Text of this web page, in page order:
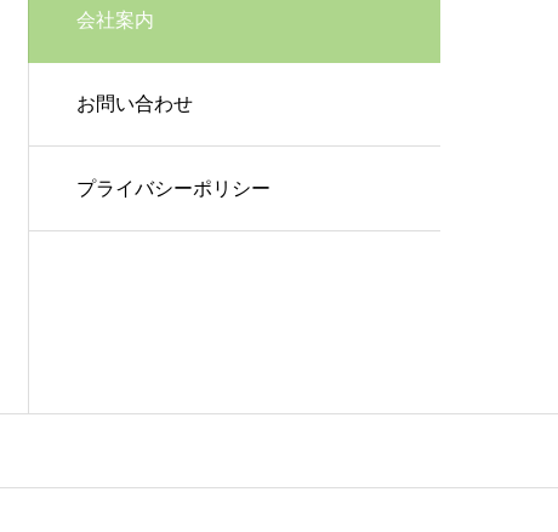
会社案内
お問い合わせ
プライバシーポリシー